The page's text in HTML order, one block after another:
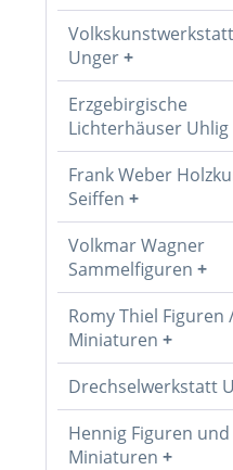
Volkskunstwerkstatt
Unger
Erzgebirgische
Lichterhäuser Uhlig
Frank Weber
Seiffen
Volkmar Wagner
Sammelfiguren
Romy Thiel Figuren
Miniaturen
Drechselwerkstatt
Hennig Figuren und
Miniaturen